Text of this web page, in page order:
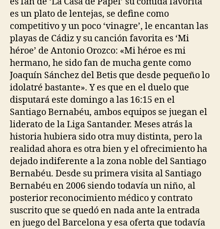
es un plato de lentejas, se define como
competitivo y un poco ‘vinagre’, le encantan las
playas de Cádiz y su canción favorita es ‘Mi
héroe’ de Antonio Orozco: «Mi héroe es mi
hermano, he sido fan de mucha gente como
Joaquín Sánchez del Betis que desde pequeño lo
idolatré bastante». Y es que en el duelo que
disputará este domingo a las 16:15 en el
Santiago Bernabéu, ambos equipos se juegan el
liderato de la Liga Santander. Meses atrás la
historia hubiera sido otra muy distinta, pero la
realidad ahora es otra bien y el ofrecimiento ha
dejado indiferente a la zona noble del Santiago
Bernabéu. Desde su primera visita al Santiago
Bernabéu en 2006 siendo todavía un niño, al
posterior reconocimiento médico y contrato
suscrito que se quedó en nada ante la entrada
en juego del Barcelona y esa oferta que todavía